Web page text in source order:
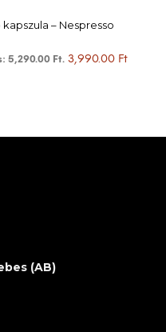
– Nespresso
5,290.00 Ft. 3,990.00 Ft
(AB)